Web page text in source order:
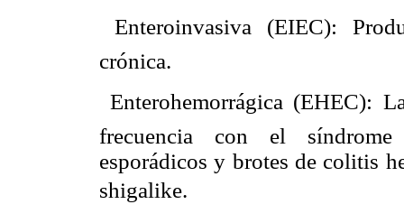
 Enteroinvasiva (EIEC):
crónica.
 Enterohemorrágica (EHEC):
frecuencia con el
esporádicos y brotes de colitis
shigalike.